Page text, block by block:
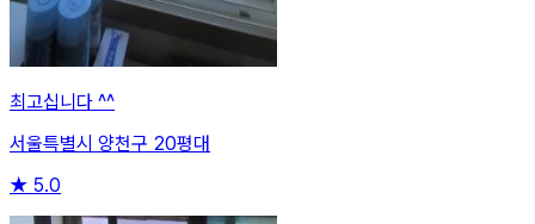
최고십니다 ^^
서울특별시 양천구 20평대
★ 5.0